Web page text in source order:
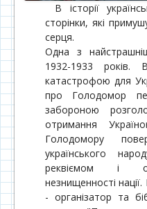
В історії
сторінки, які
серця.
Одна з
1932-1933 років.
катастрофою для
про Голодомор
забороною
отримання
Голодомору
українського
реквіємом і
незнищенності нації.
- організатор та